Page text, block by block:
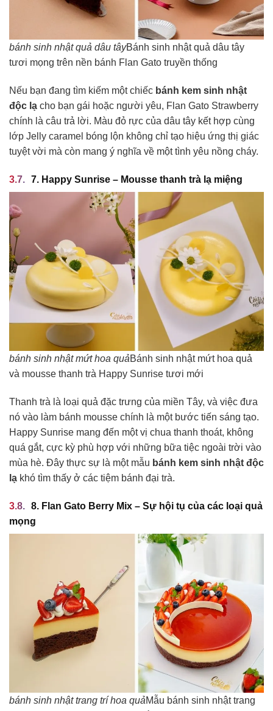
bánh sinh nhật quả dâu tâyBánh sinh nhật quả dâu tây
tươi mọng trên nền bánh Flan Gato truyền thống
Nếu bạn đang tìm kiếm một chiếc bánh kem sinh nhật
độc lạ cho bạn gái hoặc người yêu, Flan Gato Strawberry
chính là câu trả lời. Màu đỏ rực của dâu tây kết hợp cùng
lớp Jelly caramel bóng lộn không chỉ tạo hiệu ứng thị giác
tuyệt vời mà còn mang ý nghĩa về một tình yêu nồng cháy.
7. Happy Sunrise – Mousse thanh trà lạ miệng
bánh sinh nhật mứt hoa quảBánh sinh nhật mứt hoa quả
và mousse thanh trà Happy Sunrise tươi mới
Thanh trà là loại quả đặc trưng của miền Tây, và việc đưa
nó vào làm bánh mousse chính là một bước tiến sáng tạo.
Happy Sunrise mang đến một vị chua thanh thoát, không
quá gắt, cực kỳ phù hợp với những bữa tiệc ngoài trời vào
mùa hè. Đây thực sự là một mẫu bánh kem sinh nhật độc
lạ khó tìm thấy ở các tiệm bánh đại trà.
8. Flan Gato Berry Mix – Sự hội tụ của các loại quả
mọng
bánh sinh nhật trang trí hoa quảMẫu bánh sinh nhật trang